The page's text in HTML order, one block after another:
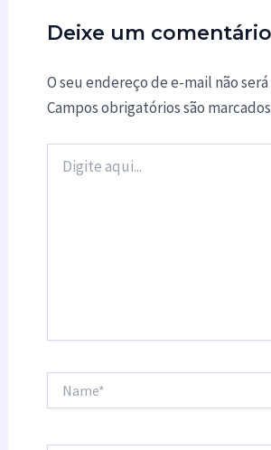
Deixe um comentário
O seu endereço de e-mail não
Campos obrigatórios são
aqui...